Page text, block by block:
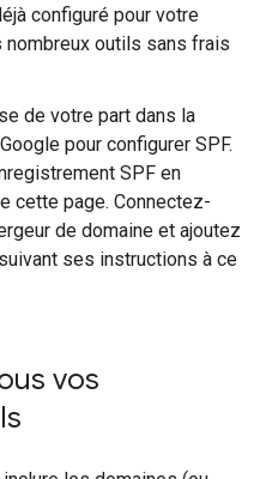
configuré pour votre
outils sans frais
de votre part dans la
pour configurer SPF.
SPF en
cette page. Connectez-
de domaine et ajoutez
ses instructions à ce
vos